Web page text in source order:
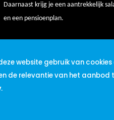
Daarnaast krijg je een aantrekkelijk
en een pensioenplan.
Jouw kwaliteiten
website gebruik van
de relevantie van het
.